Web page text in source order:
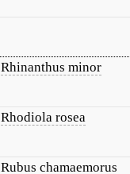
Rhinanthus minor
Rhodiola rosea
Rubus chamaemorus